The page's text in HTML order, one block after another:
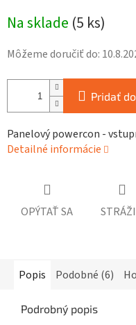
cena:
Na sklade (5 ks)
Môžeme doručiť do:
Pridať
Panelový powercon -
Detailné informácie
OPÝTAŤ SA
Popis Podobné (6)
Podrobný popis